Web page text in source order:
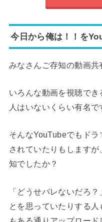
今日から俺は！！を
みなさんご存知の動画共
いろんな動画を視聴で
人はいないくらい有名で
そんなYouTubeでもド
されていたりもします
知でしたか？
「どうせバレないだろ
とを思っていたりする